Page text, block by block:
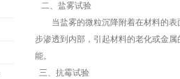
二、盐雾试验
当盐雾的微粒沉降附着在材料的表
步渗透到内部，引起材料的老化或金
能。
三、抗霉试验